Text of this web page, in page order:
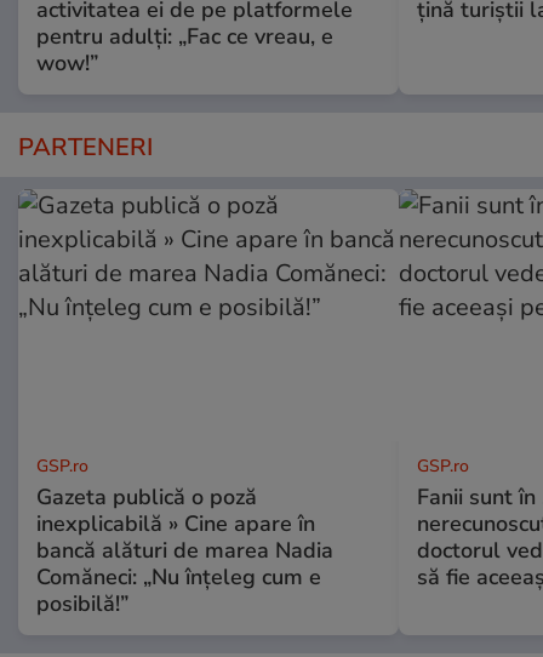
activitatea ei de pe platformele
pentru adulți: „Fac ce vreau, e
wow!”
ţină turiştii
PARTENERI
GSP.ro
Gazeta publică o poză
inexplicabilă » Cine apare în
bancă alături de marea Nadia
Comăneci: „Nu înțeleg cum e
posibilă!”
GSP.ro
Fanii sunt în
doctorul
să fie